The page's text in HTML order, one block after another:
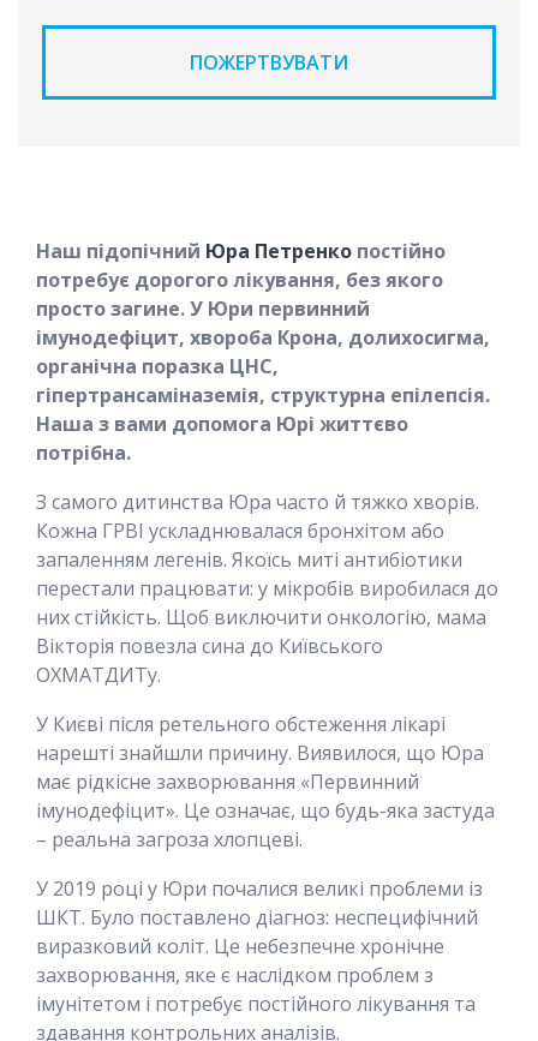
ПОЖЕРТВУВАТИ
Наш підопічний Юра Петренко постійно
потребує дорогого лікування, без якого
просто загине. У Юри первинний
імунодефіцит, хвороба Крона, долихосигма,
органічна поразка ЦНС,
гіпертрансаміназемія, структурна епілепсія.
Наша з вами допомога Юрі життєво
потрібна.
З самого дитинства Юра часто й тяжко хворів.
Кожна ГРВІ ускладнювалася бронхітом або
запаленням легенів. Якоїсь миті антибіотики
перестали працювати: у мікробів виробилася до
них стійкість. Щоб виключити онкологію, мама
Вікторія повезла сина до Київського
ОХМАТДИТу.
У Києві після ретельного обстеження лікарі
нарешті знайшли причину. Виявилося, що Юра
має рідкісне захворювання «Первинний
імунодефіцит». Це означає, що будь-яка застуда
– реальна загроза хлопцеві.
У 2019 році у Юри почалися великі проблеми із
ШКТ. Було поставлено діагноз: неспецифічний
виразковий коліт. Це небезпечне хронічне
захворювання, яке є наслідком проблем з
імунітетом і потребує постійного лікування та
здавання контрольних аналізів.